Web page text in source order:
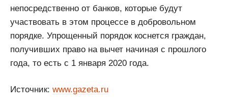
непосредственно от банков, которые будут
участвовать в этом процессе в добровольном
порядке. Упрощенный порядок коснется граждан,
получивших право на вычет начиная с прошлого
года, то есть с 1 января 2020 года.
Источник: www.gazeta.ru